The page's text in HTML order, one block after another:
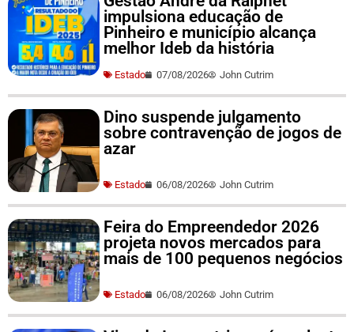
impulsiona educação de
Pinheiro e município alcança
melhor Ideb da história
Estado 07/08/2026 John Cutrim
Dino suspende julgamento
sobre contravenção de jogos de
azar
Estado 06/08/2026 John Cutrim
Feira do Empreendedor 2026
projeta novos mercados para
mais de 100 pequenos negócios
Estado 06/08/2026 John Cutrim